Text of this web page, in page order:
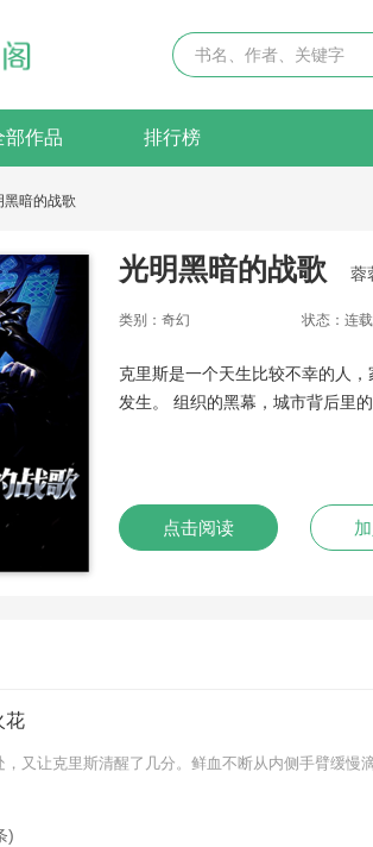
部作品 排行榜
黑暗的战歌
光明黑暗的战歌 蓉
类别： 奇幻 状态： 连
克里斯是一个天生比较不幸的人
发生。 组织的黑幕，城市背后里
点击阅读
花
又让克里斯清醒了几分。鲜血不断从内侧手臂缓慢
)